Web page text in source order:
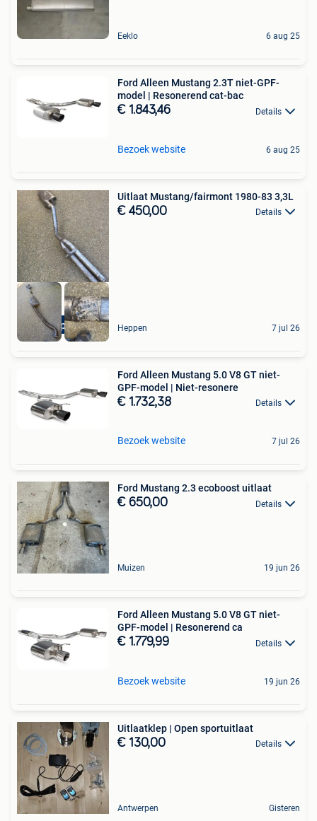
Eeklo 6 aug 25
Ford Alleen Mustang 2.3T niet-GPF-
model | Resonerend cat-bac
€ 1.843,46 Details
Bezoek website 6 aug 25
Old parts
Uitlaat Mustang/fairmont 1980-83 3,3L
€ 450,00 Details
Heppen 7 jul 26
Ford Alleen Mustang 5.0 V8 GT niet-
GPF-model | Niet-resonere
€ 1.732,38 Details
Bezoek website 7 jul 26
Ford Mustang 2.3 ecoboost uitlaat
€ 650,00 Details
Muizen 19 jun 26
Ford Alleen Mustang 5.0 V8 GT niet-
GPF-model | Resonerend ca
€ 1.779,99 Details
Bezoek website 19 jun 26
Uitlaatklep | Open sportuitlaat
€ 130,00 Details
Antwerpen Gisteren